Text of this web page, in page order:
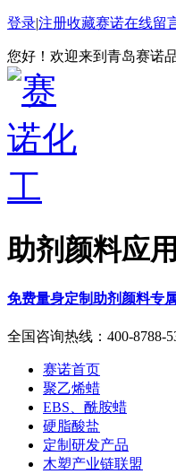
登录|注册收藏赛诺在线留
您好！欢迎来到青岛赛诺
助剂颜料应
免费量身定制助剂颜料专
全国咨询热线： 400-8788-
赛诺首页
聚乙烯蜡
EBS、酰胺蜡
硬脂酸盐
定制研发产品
木塑产业链联盟